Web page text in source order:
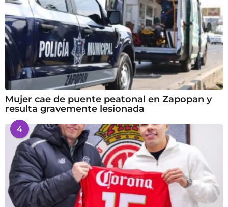
Mujer cae de puente peatonal en Zapopan y
resulta gravemente lesionada
4